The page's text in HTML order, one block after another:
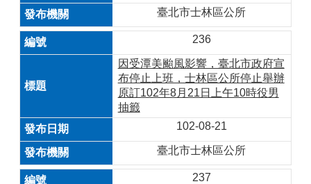
臺北市士林區公所
236
因受潭美颱風影響，臺北市政府宣
布停止上班，士林區公所停止舉辦
原訂102年8月21日上午10時役男
抽籤
102-08-21
臺北市士林區公所
237